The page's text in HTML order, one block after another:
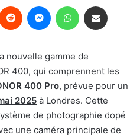
Reddit MessengerWhatsApp
nouvelle gamme de
400, qui comprennent les
400 Pro, prévue pour un
2025 à Londres. Cette
de photographie dopé
une caméra principale de